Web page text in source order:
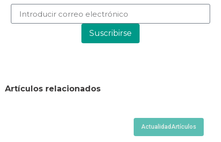
Suscribirse
Artículos relacionados
ActualidadArtículos